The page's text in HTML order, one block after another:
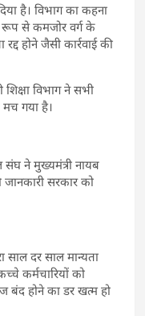
है। विभाग का कहना
रूप से कमजोर वर्ग के
होने जैसी कार्रवाई की
विभाग ने सभी
गया है।
ने मुख्यमंत्री नायब
सरकार को
साल दर साल मान्यता
कर्मचारियों को
बंद होने का डर खत्म हो